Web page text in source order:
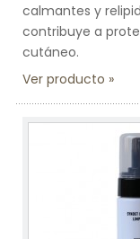
calmantes y
contribuye a
cutáneo.
Ver producto